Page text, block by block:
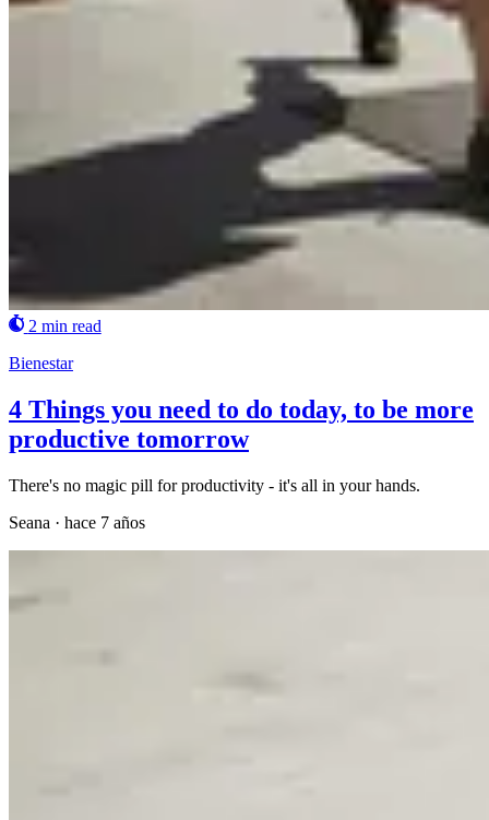
2 min read
Bienestar
4 Things you need to do today, to be more
productive tomorrow
There's no magic pill for productivity - it's all in your hands.
Seana · hace 7 años